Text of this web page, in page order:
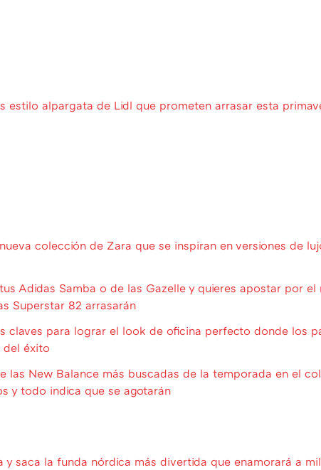
estilo alpargata de Lidl que prometen arrasar esta
colección de Zara que se inspiran en versiones de
Adidas Samba o de las Gazelle y quieres apostar por el
Superstar 82 arrasarán
claves para lograr el look de oficina perfecto donde los
del éxito
las New Balance más buscadas de la temporada en el
y todo indica que se agotarán
y saca la funda nórdica más divertida que enamorará a